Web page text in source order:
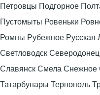
Петровцы Подгорное
Пустомыты Ровеньки
Ромны Рубежное Русская
Светловодск
Славянск Смела
Татарбунары Тернополь